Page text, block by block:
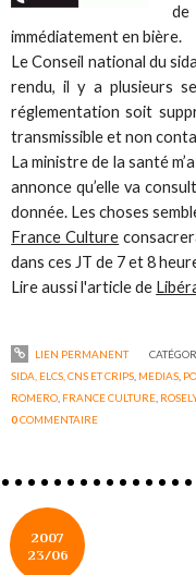
de
immédiatement en bière.
Le Conseil national du
rendu, il y a plusieurs
réglementation soit
transmissible et non
La ministre de la santé
annonce qu’elle va
donnée. Les choses
France Culture
dans ces JT de 7 et 8
Lire aussi l'article de
LIEN PERMANENT
SIDA, ELCS, CNS ET CRIPS MEDIAS
ROMERO FRANCE CULTURE
0COMMENTAIRE
2007
23/06